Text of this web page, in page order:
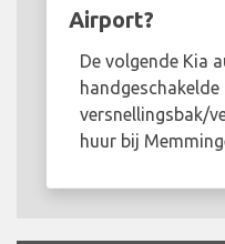
Airport?
De volgende Kia
handgeschakelde
versnellingsbak/
huur bij